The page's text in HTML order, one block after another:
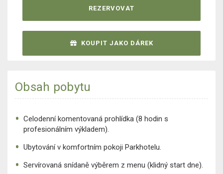
REZERVOVAT
KOUPIT JAKO DÁREK
Obsah pobytu
Celodenní komentovaná prohlídka (8 hodin s
profesionálním výkladem).
Ubytování v komfortním pokoji Parkhotelu.
Servírovaná snídaně výběrem z menu (klidný start dne).